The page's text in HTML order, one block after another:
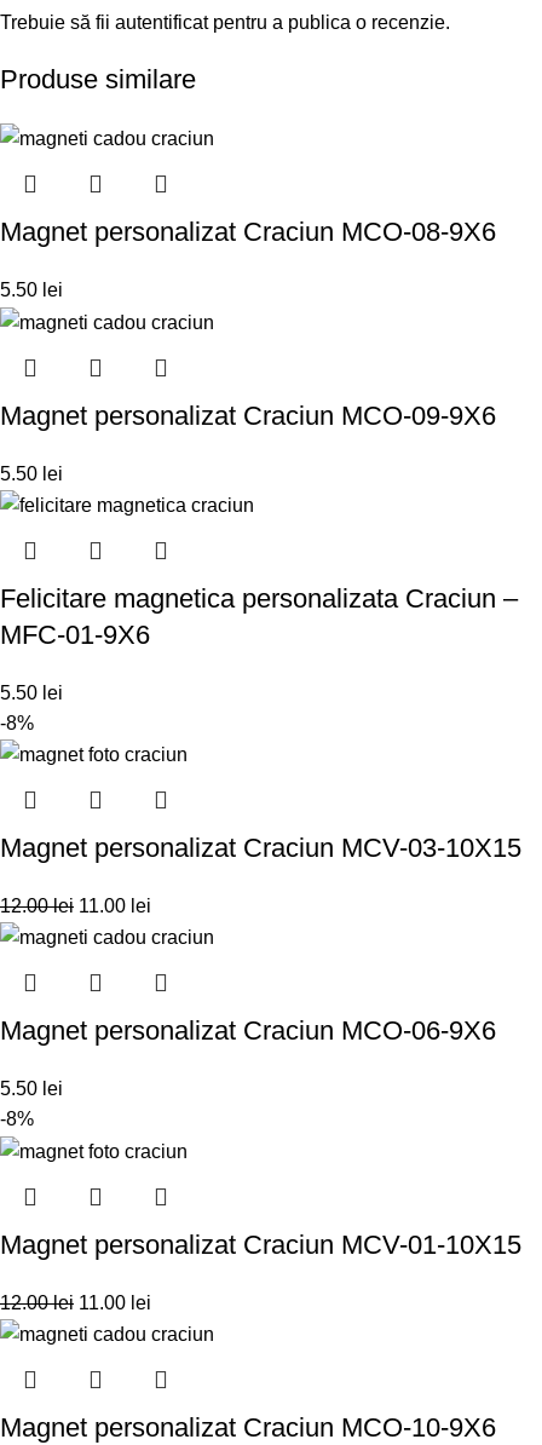
Trebuie să fii autentificatpentru a publica o recenzie.
Produse similare
Magnet personalizat Craciun MCO-08-9X6
5.50 lei
Magnet personalizat Craciun MCO-09-9X6
5.50 lei
Felicitare magnetica personalizata Craciun –
MFC-01-9X6
5.50 lei
-8%
Magnet personalizat Craciun MCV-03-10X15
12.00lei 11.00 lei
Magnet personalizat Craciun MCO-06-9X6
5.50 lei
-8%
Magnet personalizat Craciun MCV-01-10X15
12.00lei 11.00 lei
Magnet personalizat Craciun MCO-10-9X6